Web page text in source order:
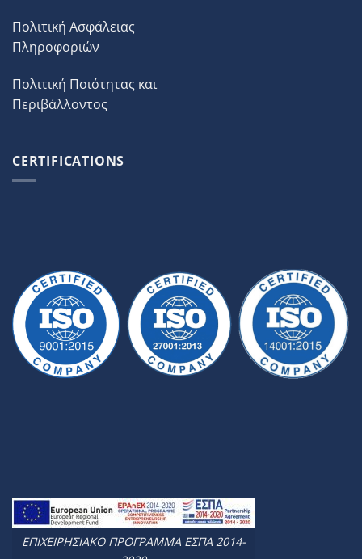
Πολιτική Ασφάλειας
Πληροφοριών
Πολιτική Ποιότητας και
Περιβάλλοντος
CERTIFICATIONS
ΕΠΙΧΕΙΡΗΣΙΑΚΟ ΠΡΟΓΡΑΜΜΑ ΕΣΠΑ 2014-